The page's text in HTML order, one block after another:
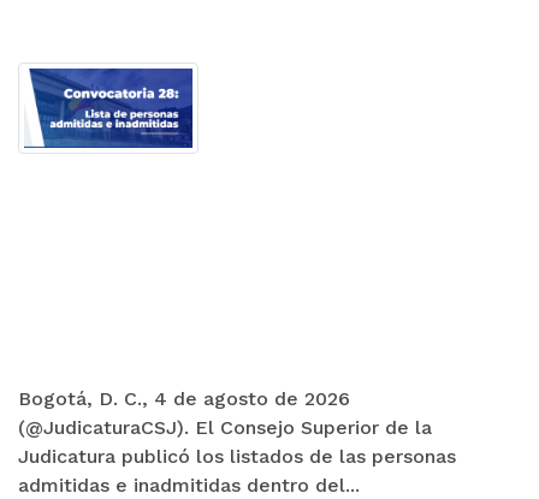
Bogotá, D. C., 4 de agosto de 2026
(@JudicaturaCSJ). El Consejo Superior de la
Judicatura publicó los listados de las personas
admitidas e inadmitidas dentro del...